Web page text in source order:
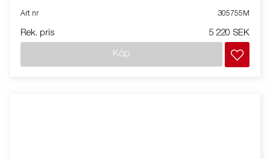
Art nr 305755M
Rek. pris 5 220 SEK
Köp